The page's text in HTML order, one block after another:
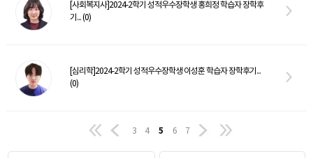
[사회복지사]2024-2학기 성적우수장학생 홍희정 학습자 장학후
기... (0)
[심리학]2024-2학기 성적우수장학생 이성훈 학습자 장학후기...
(0)
3 4 5 6 7